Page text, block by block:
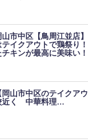
山市中区【鳥周江並店
テイクアウトで鶏祭り
チキンが最高に美味い！
岡山市中区のテイクア
近く 中華料理…